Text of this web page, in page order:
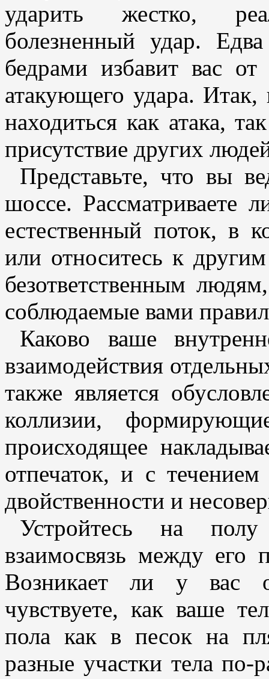
ударить жестко,
болезненный удар.
бедрами избавит вас
атакующего удара.
находиться как атака,
присутствие других
Представьте, что вы
шоссе. Рассматриваете
естественный поток, в
или относитесь к
безответственным
соблюдаемые вами
Каково ваше
взаимодействия
также является
коллизии,
происходящее
отпечаток, и с
двойственности и
Устройтесь на
взаимосвязь между его
Возникает ли у вас
чувствуете, как ваше
пола как в песок на
разные участки тела